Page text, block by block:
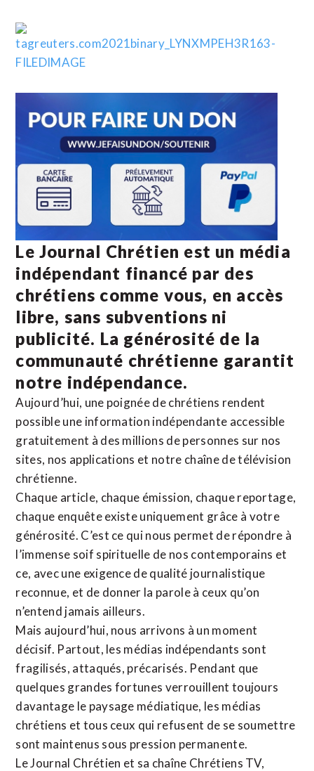
Le Journal Chrétien est un média
indépendant financé par des
chrétiens comme vous, en accès
libre, sans subventions ni
publicité. La générosité de la
communauté chrétienne garantit
notre indépendance.
Aujourd’hui, une poignée de chrétiens rendent
possible une information indépendante accessible
gratuitement à des millions de personnes sur nos
sites, nos applications et notre chaîne de télévision
chrétienne.
Chaque article, chaque émission, chaque reportage,
chaque enquête existe uniquement grâce à votre
générosité. C’est ce qui nous permet de répondre à
l’immense soif spirituelle de nos contemporains et
ce, avec une exigence de qualité journalistique
reconnue, et de donner la parole à ceux qu’on
n’entend jamais ailleurs.
Mais aujourd’hui, nous arrivons à un moment
décisif. Partout, les médias indépendants sont
fragilisés, attaqués, précarisés. Pendant que
quelques grandes fortunes verrouillent toujours
davantage le paysage médiatique, les médias
chrétiens et tous ceux qui refusent de se soumettre
sont maintenus sous pression permanente.
Le Journal Chrétien et sa chaîne Chrétiens TV,